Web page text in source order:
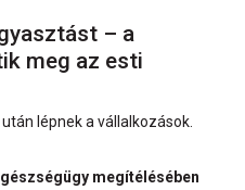
– a
meg az esti
lépnek a vállalkozások.
megítélésében